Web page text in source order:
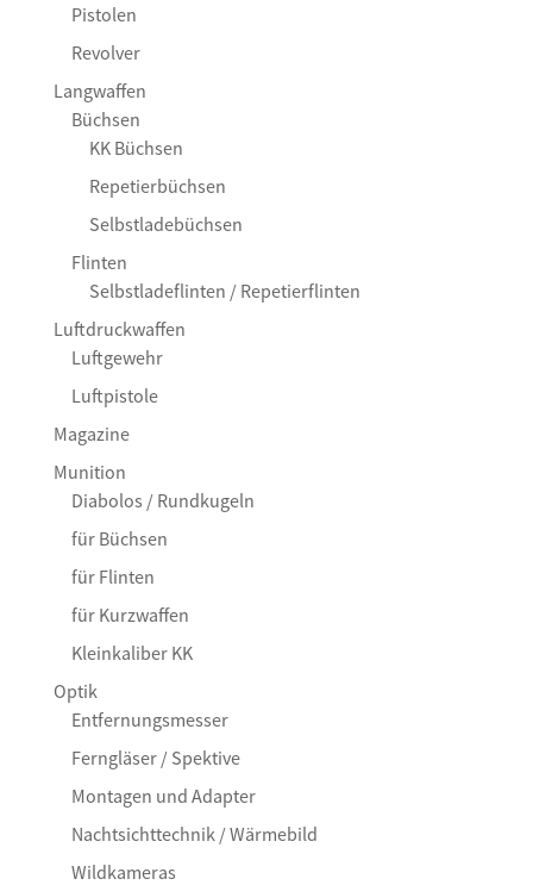
Pistolen
Revolver
Langwaffen
Büchsen
KK Büchsen
Repetierbüchsen
Selbstladebüchsen
Flinten
Selbstladeflinten / Repetierflinten
Luftdruckwaffen
Luftgewehr
Luftpistole
Magazine
Munition
Diabolos / Rundkugeln
für Büchsen
für Flinten
für Kurzwaffen
Kleinkaliber KK
Optik
Entfernungsmesser
Ferngläser / Spektive
Montagen und Adapter
Nachtsichttechnik / Wärmebild
Wildkameras